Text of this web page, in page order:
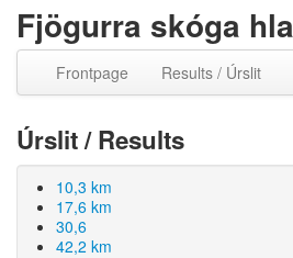
Fjögurra skóga
Frontpage Results / Úrslit
Úrslit / Results
10,3 km
17,6 km
30,6
42,2 km